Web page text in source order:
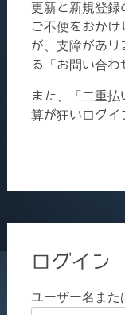
更新と新規登録
ご不便をおか
が、支障があり
る「お問い合わ
また、「二重
算が狂いログイ
ログイン
ユーザー名また